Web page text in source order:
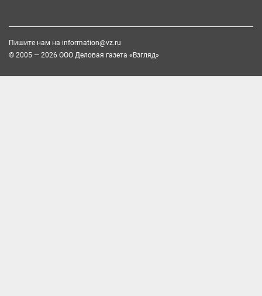
Пишите нам на information@vz.ru
© 2005 — 2026 ООО Деловая газета «Взгляд»